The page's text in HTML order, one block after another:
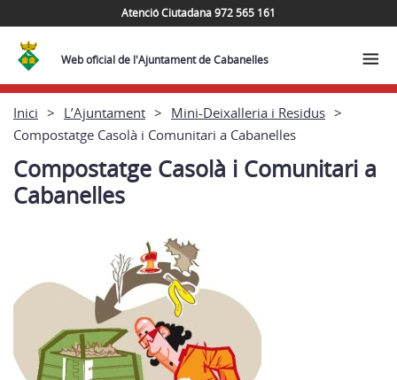
Atenció Ciutadana 972 565 161
Web oficial de l'Ajuntament de Cabanelles
Inici L’Ajuntament
Mini-Deixalleria i Residus
Compostatge Casolà i Comunitari a Cabanelles
Compostatge Casolà i Comunitari a
Cabanelles